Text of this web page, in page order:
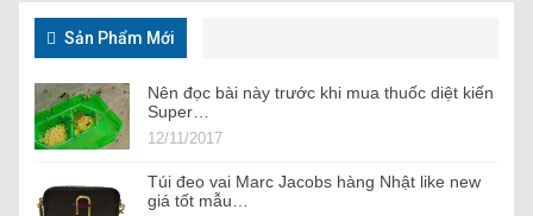
Sản Phẩm Mới
Nên đọc bài này trước khi mua thuốc diệt kiến
Super…
12/11/2017
Túi đeo vai Marc Jacobs hàng Nhật like new
giá tốt mẫu…